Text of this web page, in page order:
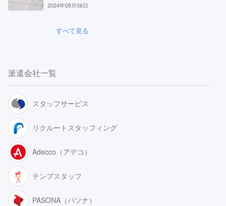
2024年09月06日
すべて見る
派遣会社一覧
スタッフサービス
リクルートスタッフィング
Adecco（アデコ）
テンプスタッフ
PASONA（パソナ）